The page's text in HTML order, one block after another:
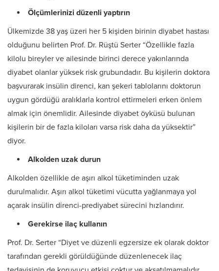
Ölçümlerinizi düzenli yaptırın
Ülkemizde 38 yaş üzeri her 5 kişiden birinin diyabet hastası
olduğunu belirten Prof. Dr. Rüştü Serter “Özellikle fazla
kilolu bireyler ve ailesinde birinci derece yakınlarında
diyabet olanlar yüksek risk grubundadır. Bu kişilerin doktora
başvurarak insülin direnci, kan şekeri tablolarını doktorun
uygun gördüğü aralıklarla kontrol ettirmeleri erken önlem
almak için önemlidir. Ailesinde diyabet öyküsü bulunan
kişilerin bir de fazla kiloları varsa risk daha da yüksektir”
diyor.
Alkolden uzak durun
Alkolden özellikle de aşırı alkol tüketiminden uzak
durulmalıdır. Aşırı alkol tüketimi vücutta yağlanmaya yol
açarak insülin direnci-prediyabet sürecini hızlandırır.
Gerekirse ilaç kullanın
Prof. Dr. Serter “Diyet ve düzenli egzersize ek olarak doktor
tarafından gerekli görüldüğünde düzenlenecek ilaç